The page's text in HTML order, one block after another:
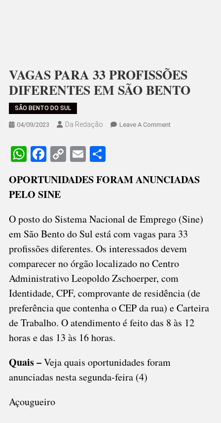
VAGAS PARA 33 PROFISSÕES
DIFERENTES EM SÃO BENTO
SÃO BENTO DO SUL
04/09/2023 Da Redação Leave A CommentOn
DIFERENTES
BENTO
WhatsApp
Facebook
CopyEmailShare
OPORTUNIDADES FORAM ANUNCIADAS
PELO SINE
O posto do Sistema Nacional de Emprego (Sine)
em São Bento do Sul está com vagas para 33
profissões diferentes. Os interessados devem
comparecer no órgão localizado no Centro
Administrativo Leopoldo Zschoerper, com
Identidade, CPF, comprovante de residência (de
preferência que contenha o CEP da rua) e Carteira
de Trabalho. O atendimento é feito das 8 às 12
horas e das 13 às 16 horas.
Quais –Veja quais oportunidades foram
anunciadas nesta segunda-feira (4)
Açougueiro